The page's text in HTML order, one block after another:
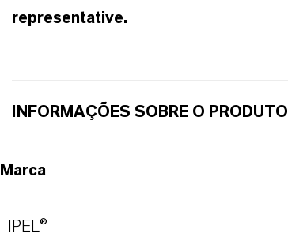
representative.
INFORMAÇÕES SOBRE O PRODUTO
Marca
IPEL®